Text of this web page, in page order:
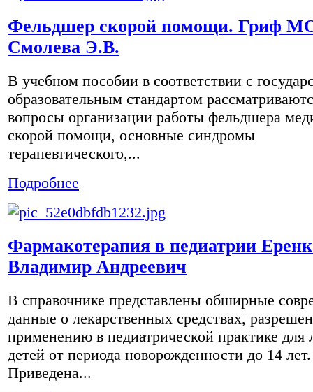
Фельдшер скорой помощи. Гриф
Смолева Э.В.
В учебном пособии в соответствии с
образовательным стандартом
вопросы организации работы фельдшера
скорой помощи, основные синдромы
терапевтического,...
Подробнее
Фармакотерапия в педиатрии
Владимир Андреевич
В справочнике представлены обширные
данные о лекарственных средствах,
применению в педиатрической практике для
детей от периода новорожденности до 14 лет.
Приведена...